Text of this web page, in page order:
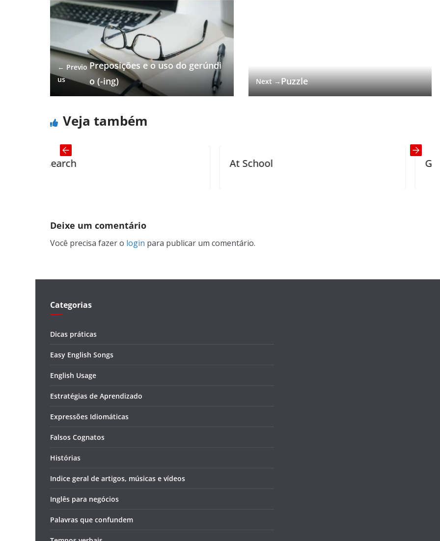
← Previo
us
Preposições e o uso do gerúndi
o (-ing)
Next →Puzzle
Veja também
Generous Boyfriend
Deixe um comentário
Você precisa fazer o login para publicar um comentário.
Categorias
Dicas práticas
Easy English Songs
English Usage
Estratégias de Aprendizado
Expressões Idiomáticas
Falsos Cognatos
Histórias
Indice geral de artigos, músicas e vídeos
Inglês para negócios
Palavras que confundem